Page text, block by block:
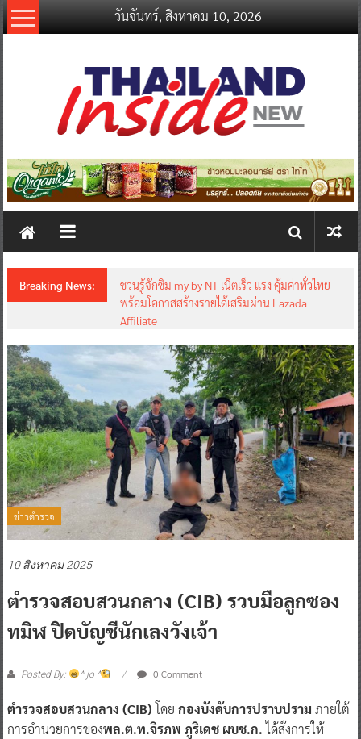
Skip
to
วันจันทร์, สิงหาคม 10, 2026
thailandinsidenew.com
Thailand
New
Breaking News:
ชวนรู้จักซิม my by NT เน็ตเร็ว แรง คุ้มค่าทั่วไทย
พร้อมโอกาสสร้างรายได้เสริมผ่าน Lazada
Affiliate
ข่าวตำรวจ
10 สิงหาคม 2025
ตำรวจสอบสวนกลาง (CIB) รวบมือลูกซอง
ทมิฬ ปิดบัญชีนักเลงวังเจ้า
Posted By: ^ jo ^ 0 Comment
ตำรวจสอบสวนกลาง (CIB) โดย กองบังคับการปราบปราม ภายใต้
การอำนวยการของพล.ต.ท.จิรภพ ภูริเดช ผบช.ก.ได้สั่งการให้